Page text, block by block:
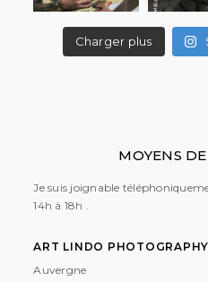
Charger plus
MOYENS
Je suis joignable
14h à 18h .
ART LINDO PHOTOGRAPHY
Auvergne